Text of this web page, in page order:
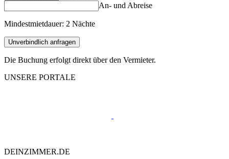
An- und Abreise
Mindestmietdauer: 2 Nächte
Unverbindlich anfragen
Die Buchung erfolgt direkt über den Vermieter.
UNSERE PORTALE
DEINZIMMER.DE